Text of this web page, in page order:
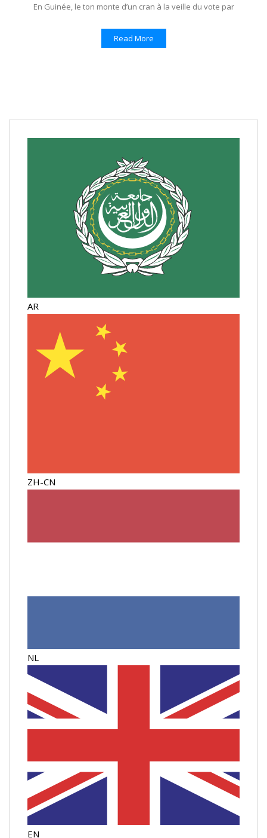
En Guinée, le ton monte d’un cran à la veille du vote par
Read More
AR
ZH-CN
NL
EN